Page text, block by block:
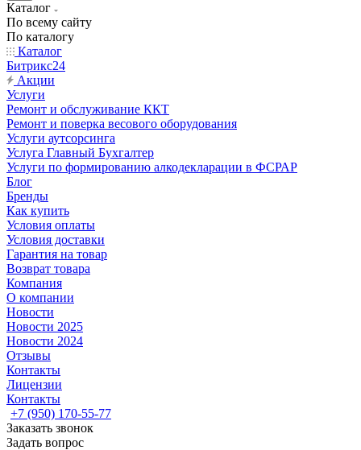
Каталог
По всему сайту
По каталогу
Каталог
Битрикс24
Акции
Услуги
Ремонт и обслуживание ККТ
Ремонт и поверка весового оборудования
Услуги аутсорсинга
Услуга Главный Бухгалтер
Услуги по формированию алкодекларации в ФСРАР
Блог
Бренды
Как купить
Условия оплаты
Условия доставки
Гарантия на товар
Возврат товара
Компания
О компании
Новости
Новости 2025
Новости 2024
Отзывы
Контакты
Лицензии
Контакты
+7 (950) 170-55-77
Заказать звонок
Задать вопрос